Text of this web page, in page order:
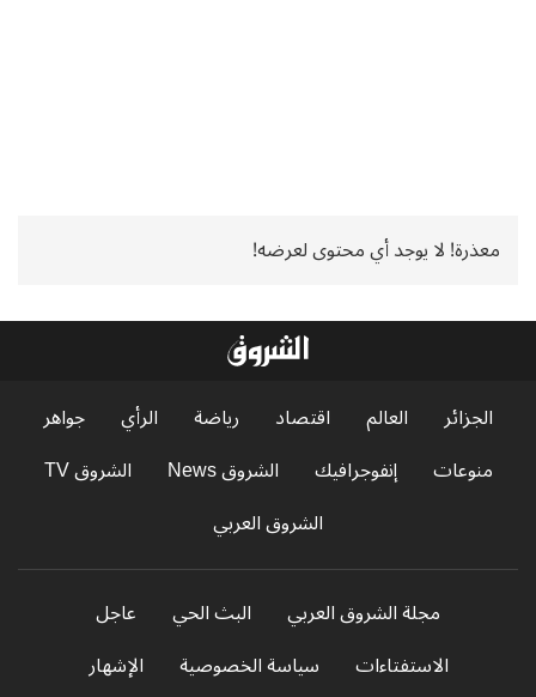
معذرة! لا يوجد أي محتوى لعرضه!
الجزائر العالم اقتصاد رياضة الرأي
جواهر
منوعات
إنفوجرافيك الشروق News
الشروق TV
الشروق العربي
مجلة الشروق العربي البث الحي
عاجل
الاستفتاءات
سياسة الخصوصية الإشهار